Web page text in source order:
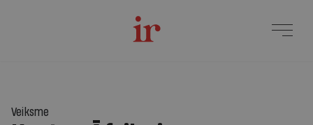
Veiksme